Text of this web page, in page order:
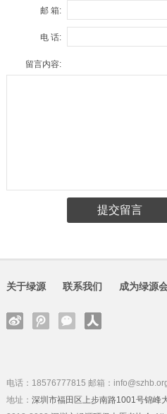
邮 箱:
电 话:
留言内容:
关于绿源 联系我们 成为绿源
电话：18576777815 邮箱：
地址： 深圳市福田区上步南路1001号锦峰